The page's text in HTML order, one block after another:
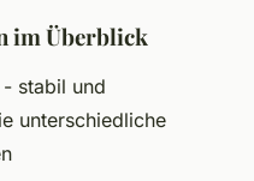
im Überblick
- stabil und
unterschiedliche